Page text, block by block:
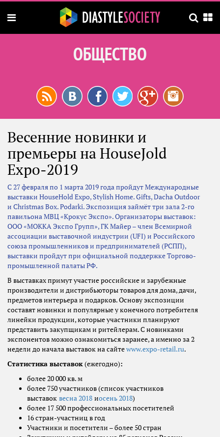
ОБЩЕСТВО
Весенние новинки и
премьеры на HouseJold
Expo-2019
С 27 февраля по 1 марта 2019 года пройдут Международные
выставки HousеHold Expo, Stylish Home. Gifts, Dacha Outdoor
и Сhristmas Box. Podarki. Экспозиция займёт три зала 2-го
павильона МВЦ «Крокус Экспо». Организаторы выставок:
ООО «МОККА Экспо Групп», ГК Майер – член Всемирной
ассоциации выставочной индустрии (UFI) и Российского
союза промышленников и предпринимателей (РСПП),
выставки пройдут при официальной поддержке Торгово-
промышленной палаты РФ.
В выставках примут участие российские и зарубежные
производители и дистрибьюторы товаров для дома, дачи,
предметов интерьера и подарков. Основу экспозиции
составят новинки и популярные у конечного потребителя
линейки продукции, которые участники планируют
представить закупщикам и ритейлерам. С новинками
экспонентов можно ознакомиться заранее, а именно за 2
недели до начала выставок на сайтеwww.expo-retail.ru.
Статистика выставок(ежегодно):
более 20 000 кв. м
более 750 участников (список участников
выставок весна 2018 иосень 2018)
более 17 500 профессиональных посетителей
16 стран-участниц в год
Участники и посетители – более 50 стран